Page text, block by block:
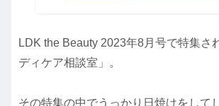
LDK the Beauty 2023年8月号で特集さ
ディケア相談室」。
その特集の中でうっかり日焼けをして